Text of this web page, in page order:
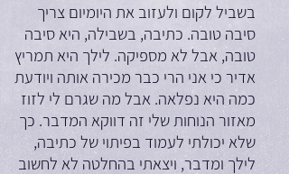
בשביל לקום ולעזוב את היומיום צריך
סיבה טובה. כתיבה, בשבילה, היא סיבה
טובה, אבל לא מספיקה. לילך היא תמריץ
אדיר כי אני הרי כבר מכירה אותה ויודעת
כמה היא נפלאה. אבל מה שגרם לי לזוז
מאזור הנוחות שלי זה דווקא המדבר. כך
שלא יכולתי לעמוד בפיתוי של כתיבה,
לילך ומדבר, ויצאתי בהחלטה לא לחשוב